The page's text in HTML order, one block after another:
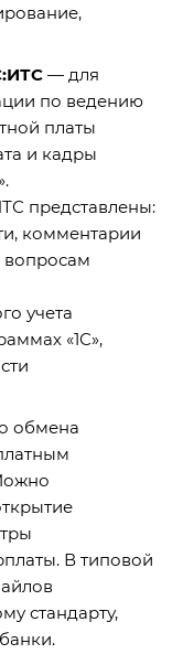
— для
по ведению
платы
и кадры
представлены:
комментарии
вопросам
учета
«1С»,
обмена
В типовой
стандарту,